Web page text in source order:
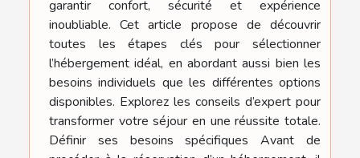
garantir confort, sécurité et expérience
inoubliable. Cet article propose de découvrir
toutes les étapes clés pour sélectionner
l’hébergement idéal, en abordant aussi bien les
besoins individuels que les différentes options
disponibles. Explorez les conseils d’expert pour
transformer votre séjour en une réussite totale.
Définir ses besoins spécifiques Avant de